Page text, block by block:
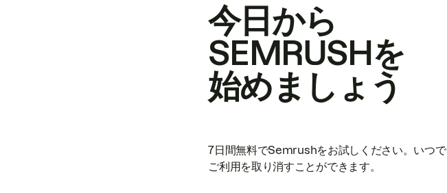
今日から
SEMRUSHを
始めましょう
7日間無料でSemrushをお試しください。いつ
ご利用を取り消すことができます。